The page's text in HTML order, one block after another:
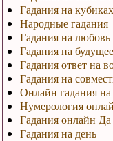
Гадания на кубиках
Народные гадания
Гадания на любовь
Гадания на будущее
Гадания ответ на
Гадания на
Онлайн гадания
Нумерология
Гадания онлайн
Гадания на день